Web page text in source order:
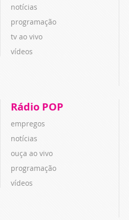
notícias
programação
tv ao vivo
vídeos
Rádio POP
empregos
notícias
ouça ao vivo
programação
vídeos